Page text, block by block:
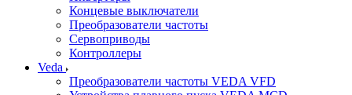
Концевые выключатели
Преобразователи частоты
Сервоприводы
Контроллеры
Veda
Преобразователи частоты VEDA VFD